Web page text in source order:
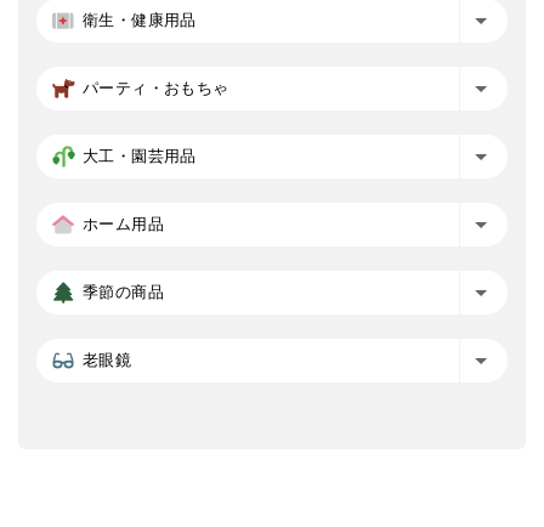
衛生・健康用品
パーティ・おもちゃ
大工・園芸用品
ホーム用品
季節の商品
老眼鏡